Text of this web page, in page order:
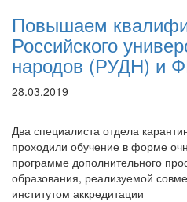
Повышаем
Российского
народов (РУДН) и
28.03.2019
Два специалиста отдела
проходили обучение в форме
программе дополнительного
образования, реализуемой
институтом аккредитации